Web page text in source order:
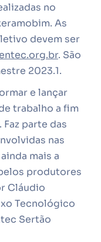
no
As
devem ser
. São
2023.1.
e lançar
trabalho a fim
parte das
nas
mais a
produtores
Cláudio
Tecnológico
Sertão